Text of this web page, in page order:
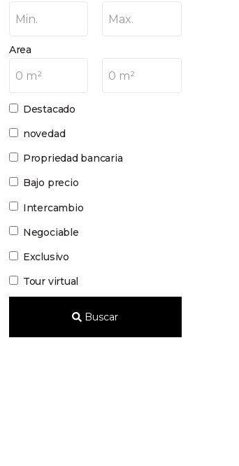
Min. Max.
Area
0 m² 0 m²
Destacado
novedad
Propriedad bancaria
Bajo precio
Intercambio
Negociable
Exclusivo
Tour virtual
Buscar